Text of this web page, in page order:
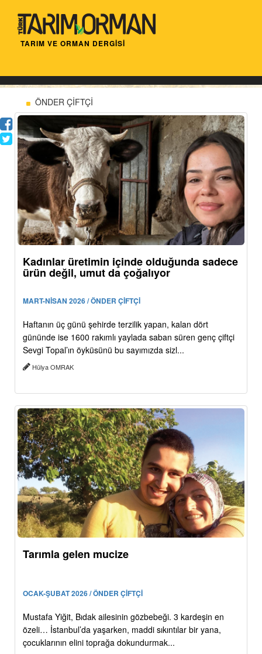
TARIM VE ORMAN DERGİSİ
ÖNDER ÇİFTÇİ
Kadınlar üretimin içinde olduğunda sadece
ürün değil, umut da çoğalıyor
MART-NİSAN 2026 / ÖNDER ÇİFTÇİ
Haftanın üç günü şehirde terzilik yapan, kalan dört
gününde ise 1600 rakımlı yaylada saban süren genç çiftçi
Sevgi Topal’ın öyküsünü bu sayımızda sizl...
Hülya OMRAK
Tarımla gelen mucize
OCAK-ŞUBAT 2026 / ÖNDER ÇİFTÇİ
Mustafa Yiğit, Bıdak ailesinin gözbebeği. 3 kardeşin en
özeli… İstanbul’da yaşarken, maddi sıkıntılar bir yana,
çocuklarının elini toprağa dokundurmak...